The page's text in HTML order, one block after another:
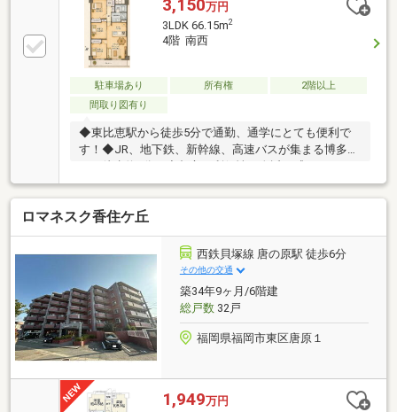
歩5分圏内の物件です。福岡市博多区にある交通アク
セスに便利な福岡市空港線東比恵周辺でマイホームを
手に入れませんか。住まい探しは地域に詳しい当社に
お任せ下さい。
3,150万円
3LDK 66.15m2
4階 南西
駐車場あり 所有権
2階以上
間取り図有り
◆東比恵駅から徒歩5分で通勤、通学にとても便利で
す！◆JR、地下鉄、新幹線、高速バスが集まる博多駅
ら、ゆとりある暮らしを実現できるマンション！
ロマネスク香住ケ丘
西鉄貝塚線 唐の原駅 徒歩6分
その他の交通
築34年9ヶ月/6階建
総戸数32戸
福岡県福岡市東区唐原１
1,949万円